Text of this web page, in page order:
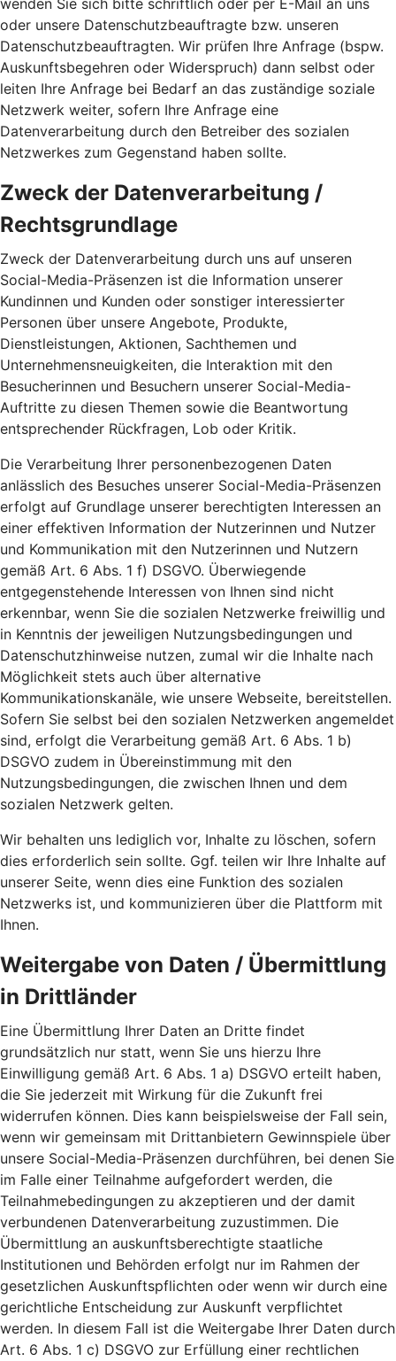
wenden Sie sich bitte schriftlich oder per E-Mail an uns
oder unsere Datenschutzbeauftragte bzw. unseren
Datenschutzbeauftragten. Wir prüfen Ihre Anfrage (bspw.
Auskunftsbegehren oder Widerspruch) dann selbst oder
leiten Ihre Anfrage bei Bedarf an das zuständige soziale
Netzwerk weiter, sofern Ihre Anfrage eine
Datenverarbeitung durch den Betreiber des sozialen
Netzwerkes zum Gegenstand haben sollte.
Zweck der Datenverarbeitung /
Rechtsgrundlage
Zweck der Datenverarbeitung durch uns auf unseren
Social-Media-Präsenzen ist die Information unserer
Kundinnen und Kunden oder sonstiger interessierter
Personen über unsere Angebote, Produkte,
Dienstleistungen, Aktionen, Sachthemen und
Unternehmensneuigkeiten, die Interaktion mit den
Besucherinnen und Besuchern unserer Social-Media-
Auftritte zu diesen Themen sowie die Beantwortung
entsprechender Rückfragen, Lob oder Kritik.
Die Verarbeitung Ihrer personenbezogenen Daten
anlässlich des Besuches unserer Social-Media-Präsenzen
erfolgt auf Grundlage unserer berechtigten Interessen an
einer effektiven Information der Nutzerinnen und Nutzer
und Kommunikation mit den Nutzerinnen und Nutzern
gemäß Art. 6 Abs. 1 f) DSGVO. Überwiegende
entgegenstehende Interessen von Ihnen sind nicht
erkennbar, wenn Sie die sozialen Netzwerke freiwillig und
in Kenntnis der jeweiligen Nutzungsbedingungen und
Datenschutzhinweise nutzen, zumal wir die Inhalte nach
Möglichkeit stets auch über alternative
Kommunikationskanäle, wie unsere Webseite, bereitstellen.
Sofern Sie selbst bei den sozialen Netzwerken angemeldet
sind, erfolgt die Verarbeitung gemäß Art. 6 Abs. 1 b)
DSGVO zudem in Übereinstimmung mit den
Nutzungsbedingungen, die zwischen Ihnen und dem
sozialen Netzwerk gelten.
Wir behalten uns lediglich vor, Inhalte zu löschen, sofern
dies erforderlich sein sollte. Ggf. teilen wir Ihre Inhalte auf
unserer Seite, wenn dies eine Funktion des sozialen
Netzwerks ist, und kommunizieren über die Plattform mit
Ihnen.
Weitergabe von Daten / Übermittlung
in Drittländer
Eine Übermittlung Ihrer Daten an Dritte findet
grundsätzlich nur statt, wenn Sie uns hierzu Ihre
Einwilligung gemäß Art. 6 Abs. 1 a) DSGVO erteilt haben,
die Sie jederzeit mit Wirkung für die Zukunft frei
widerrufen können. Dies kann beispielsweise der Fall sein,
wenn wir gemeinsam mit Drittanbietern Gewinnspiele über
unsere Social-Media-Präsenzen durchführen, bei denen Sie
im Falle einer Teilnahme aufgefordert werden, die
Teilnahmebedingungen zu akzeptieren und der damit
verbundenen Datenverarbeitung zuzustimmen. Die
Übermittlung an auskunftsberechtigte staatliche
Institutionen und Behörden erfolgt nur im Rahmen der
gesetzlichen Auskunftspflichten oder wenn wir durch eine
gerichtliche Entscheidung zur Auskunft verpflichtet
werden. In diesem Fall ist die Weitergabe Ihrer Daten durch
Art. 6 Abs. 1 c) DSGVO zur Erfüllung einer rechtlichen